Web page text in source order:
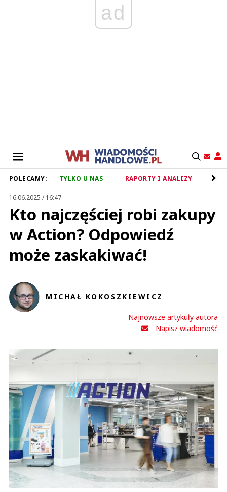
ad
POLECAMY: TYLKO U NAS RAPORTY I ANALIZY
16.06.2025 / 16:47
Kto najczęściej robi zakupy
w Action? Odpowiedź
może zaskakiwać!
MICHAŁ KOKOSZKIEWICZ
Najnowsze artykuły autora
Napisz wiadomość